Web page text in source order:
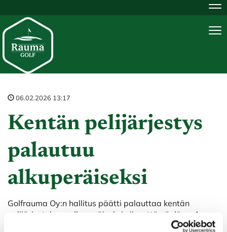
06.02.2026 13:17
Kentän pelijärjestys
palautuu
alkuperäiseksi
Golfrauma Oy:n hallitus päätti palauttaa kentän
pelijärjestyksen alkuperäiseksi niin, että väylä on 1 on